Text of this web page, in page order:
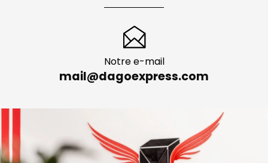
+49 335 277 130 05
mail@dagoexpress.com